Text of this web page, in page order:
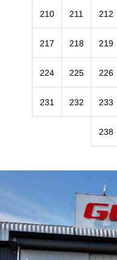
210 211 212
217 218 219
224 225 226
231 232 233
238